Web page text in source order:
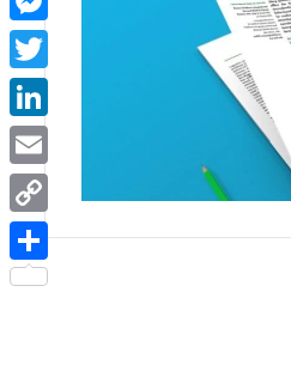
Messenger
Twitter
LinkedIn
Email
Copy
Link
Share